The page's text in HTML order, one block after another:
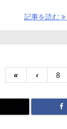
記事を読む
« ‹ 8